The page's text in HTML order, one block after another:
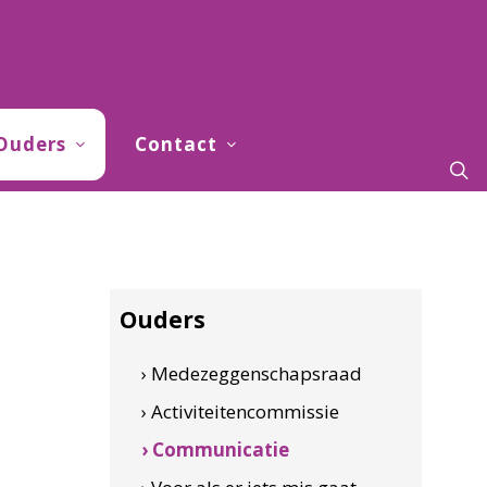
Contact
Ouders
› Medezeggenschapsraad
› Activiteitencommissie
› Communicatie